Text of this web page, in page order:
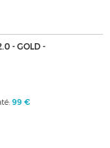
- GOLD -
99 €